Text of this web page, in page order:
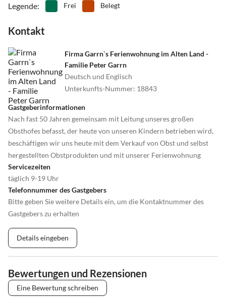
Legende: Frei Belegt
Kontakt
Firma Garrn`s Ferienwohnung im Alten Land -
Familie Peter Garrn
Deutsch und Englisch
Unterkunfts-Nummer: 18843
Gastgeberinformationen
Nach fast 50 Jahren gemeinsam mit Leitung unseres großen
Obsthofes befasst, der heute von unseren Kindern betrieben wird,
beschäftigen wir uns heute mit dem Verkauf von Obst und selbst
hergestellten Obstprodukten und mit unserer Ferienwohnung
Servicezeiten
täglich 9-19 Uhr
Telefonnummer des Gastgebers
Bitte geben Sie weitere Details ein, um die Kontaktnummer des
Gastgebers zu erhalten
Details eingeben
Bewertungen und Rezensionen
Eine Bewertung schreiben